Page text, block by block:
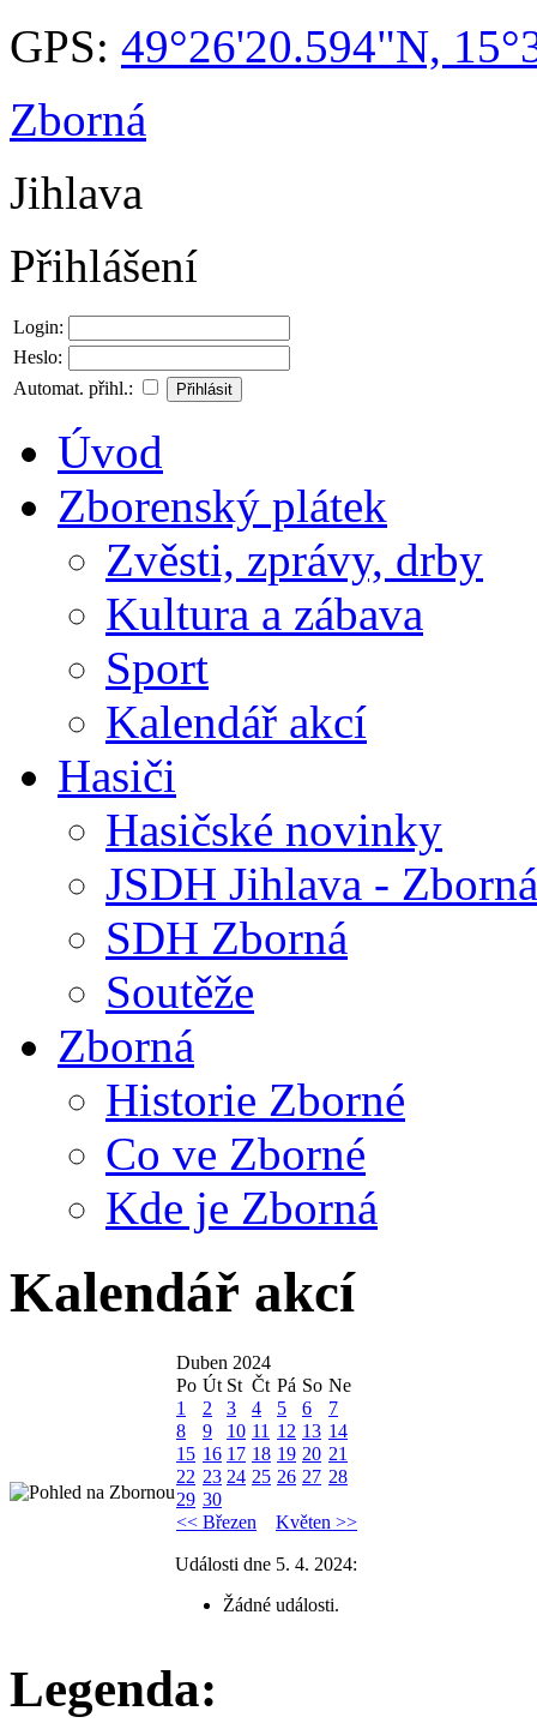
GPS: 49°26'20.594"N,
Zborná
Jihlava
Přihlášení
Login:
Heslo:
Automat. přihl.:
Úvod
Zborenský plátek
Zvěsti, zprávy, drby
Kultura a zábava
Sport
Kalendář akcí
Hasiči
Hasičské novinky
JSDH Jihlava - Zborná
SDH Zborná
Soutěže
Zborná
Historie Zborné
Co ve Zborné
Kde je Zborná
Kalendář akcí
Duben 2024
Po Út St Čt Pá So Ne
1
2 3 4 5 6
7
8
9 10 11 12 13 14
15 16 17 18 19 20 21
22 23 24 25 26 27 28
29 30
<< Březen
Květen >>
Události dne 5. 4. 2024:
Žádné události.
Legenda: